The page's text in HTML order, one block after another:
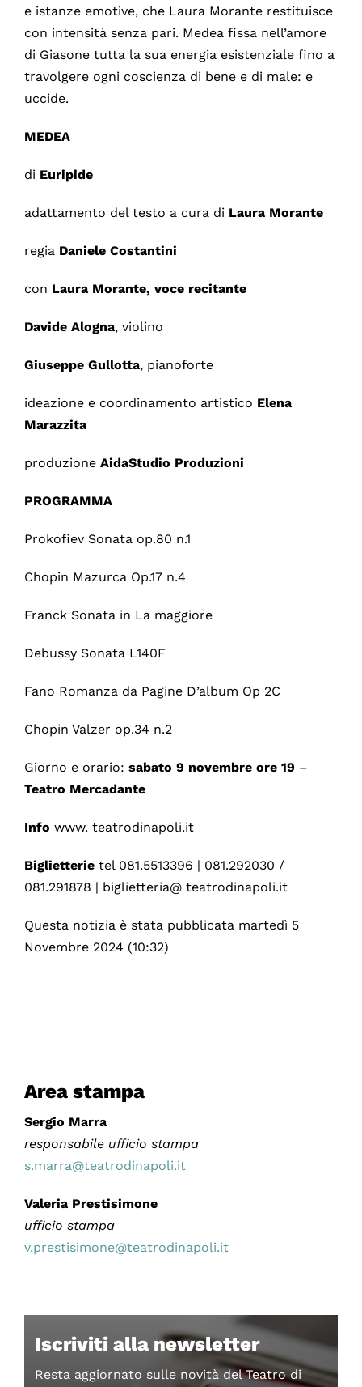
e istanze emotive, che Laura Morante restituisce
con intensità senza pari. Medea fissa nell’amore
di Giasone tutta la sua energia esistenziale fino a
travolgere ogni coscienza di bene e di male: e
uccide.
MEDEA
di Euripide
adattamento del testo a cura di Laura Morante
regia Daniele Costantini
con Laura Morante, voce recitante
Davide Alogna, violino
Giuseppe Gullotta, pianoforte
ideazione e coordinamento artistico Elena
Marazzita
produzione AidaStudio Produzioni
PROGRAMMA
Prokofiev Sonata op.80 n.1
Chopin Mazurca Op.17 n.4
Franck Sonata in La maggiore
Debussy Sonata L140F
Fano Romanza da Pagine D’album Op 2C
Chopin Valzer op.34 n.2
Giorno e orario: sabato 9 novembre ore 19 –
Teatro Mercadante
Info www. teatrodinapoli.it
Biglietterietel 081.5513396 | 081.292030 /
081.291878 | biglietteria@ teatrodinapoli.it
Questa notizia è stata pubblicata martedì 5
Novembre 2024 (10:32)
Area stampa
Sergio Marra
responsabile ufficio stampa
s.marra@teatrodinapoli.it
Valeria Prestisimone
ufficio stampa
v.prestisimone@teatrodinapoli.it
Iscriviti alla newsletter
Resta aggiornato sulle novità del Teatro di